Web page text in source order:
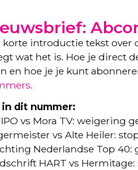
korte introductie tekst over
wat het is. Hoe je direct
en hoe je je kunt
in dit nummer:
vs Mora TV: weigering
vs Alte Heiler:
Nederlandse Top 40:
HART vs